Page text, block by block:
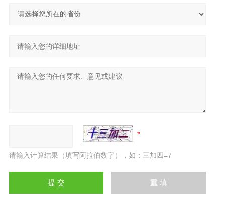
请输入计算结果（填写阿拉伯数字），如：三加四=7